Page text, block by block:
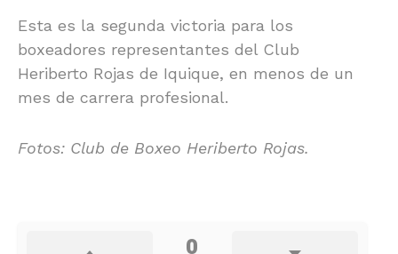
Esta es la segunda victoria para los
boxeadores representantes del Club
Heriberto Rojas de Iquique, en menos de un
mes de carrera profesional.
Fotos: Club de Boxeo Heriberto Rojas.
0